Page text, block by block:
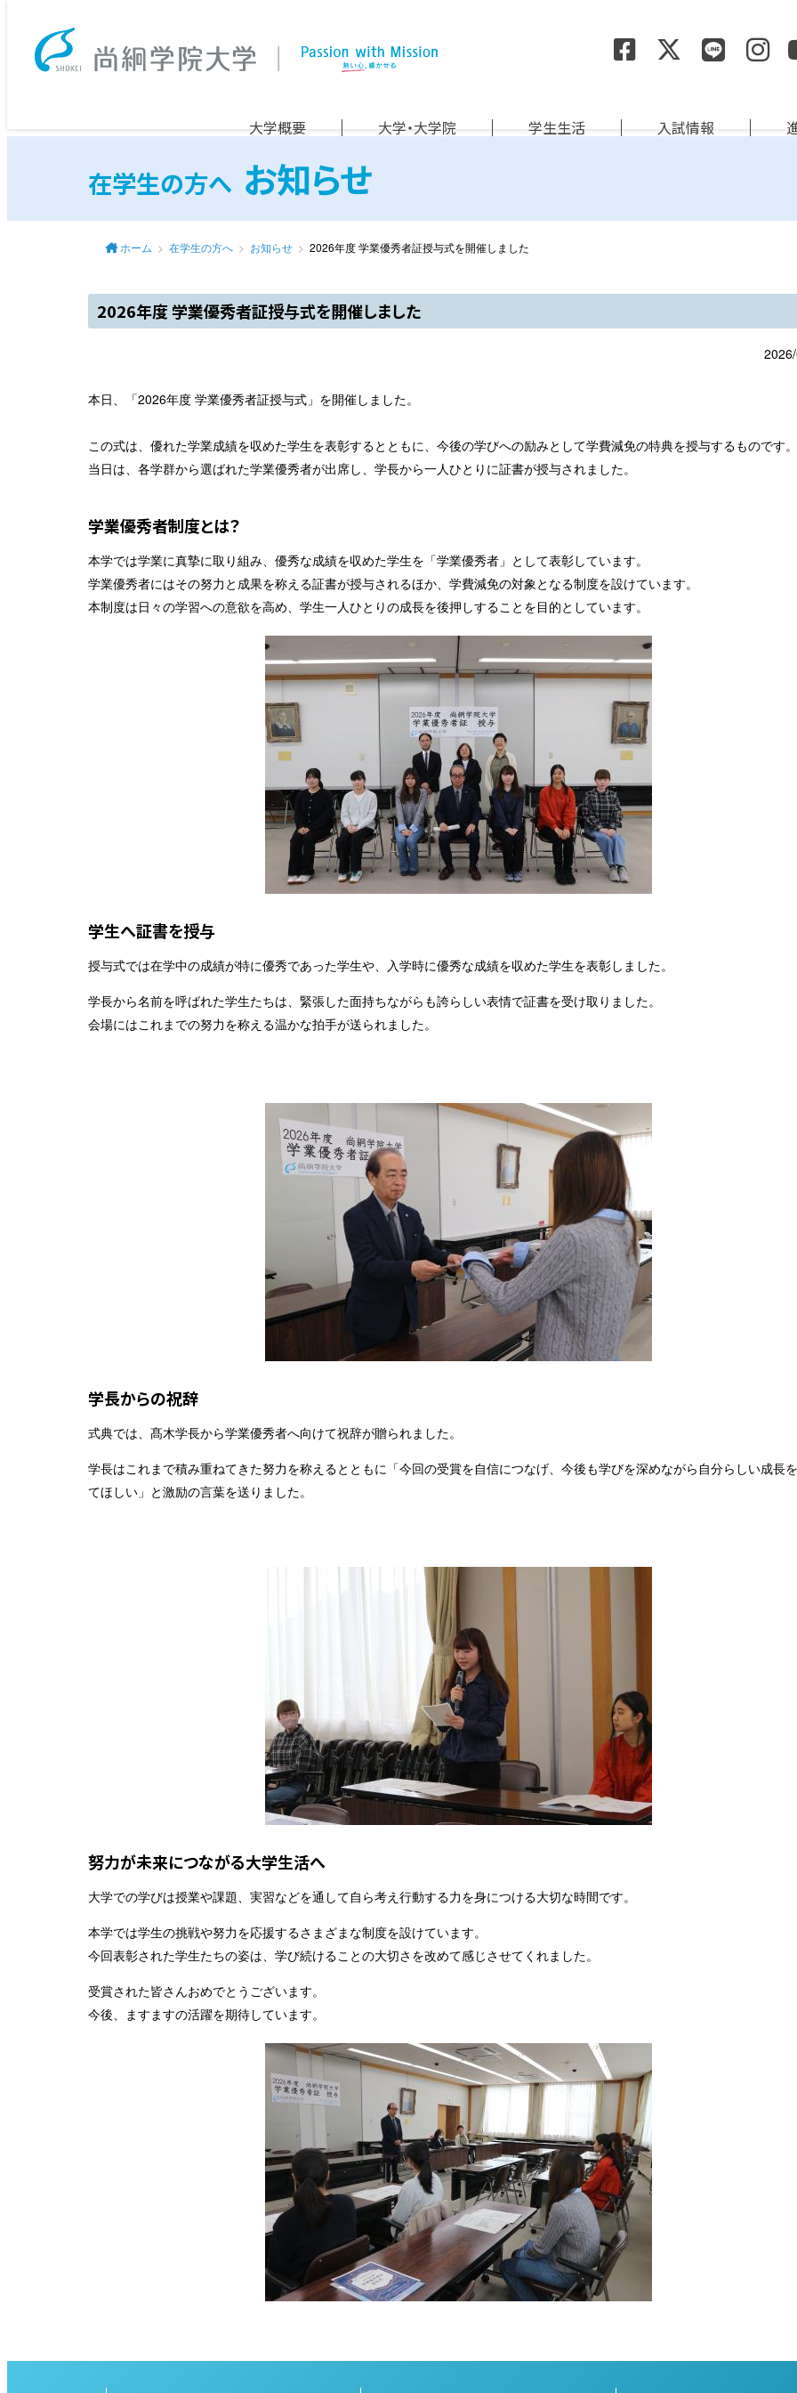
大学概要 大学・大学院 学生生活 入試情報
在学生の方へ お知らせ
ホーム 在学生の方へ お知らせ 2026年度 学業優秀者証授与式を開催しました
2026年度 学業優秀者証授与式を開催しました
本日、「2026年度 学業優秀者証授与式」を開催しました。
この式は、優れた学業成績を収めた学生を表彰するとともに、今後の学びへの励みとして学費減免の特典を授与するものです。
当日は、各学群から選ばれた学業優秀者が出席し、学長から一人ひとりに証書が授与されました。
学業優秀者制度とは？
本学では学業に真摯に取り組み、優秀な成績を収めた学生を「学業優秀者」として表彰しています。
学業優秀者にはその努力と成果を称える証書が授与されるほか、学費減免の対象となる制度を設けています。
本制度は日々の学習への意欲を高め、学生一人ひとりの成長を後押しすることを目的としています。
学生へ証書を授与
授与式では在学中の成績が特に優秀であった学生や、入学時に優秀な成績を収めた学生を表彰しました。
学長から名前を呼ばれた学生たちは、緊張した面持ちながらも誇らしい表情で証書を受け取りました。
会場にはこれまでの努力を称える温かな拍手が送られました。
学長からの祝辞
式典では、髙木学長から学業優秀者へ向けて祝辞が贈られました。
学長はこれまで積み重ねてきた努力を称えるとともに「今回の受賞を自信につなげ、今後も学びを深めながら自分らしい成長
てほしい」と激励の言葉を送りました。
努力が未来につながる大学生活へ
大学での学びは授業や課題、実習などを通して自ら考え行動する力を身につける大切な時間です。
本学では学生の挑戦や努力を応援するさまざまな制度を設けています。
今回表彰された学生たちの姿は、学び続けることの大切さを改めて感じさせてくれました。
受賞された皆さんおめでとうございます。
今後、ますますの活躍を期待しています。